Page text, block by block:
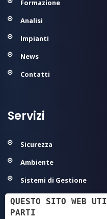
Formazione
Analisi
Impianti
News
Contatti
Servizi
Sicurezza
Ambiente
Sistemi di Gestione
Modelli Organizzativi 231
Agroalimentare ed Igiene
QUESTO SITO WEB
PARTI